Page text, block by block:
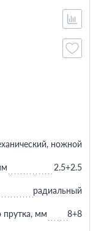
ножной
2.5+2.5
радиальный
прутка, мм 8+8